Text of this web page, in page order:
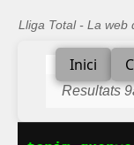
Lliga Total - La web
Inici
Resultats